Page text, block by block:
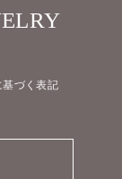
基づく表記